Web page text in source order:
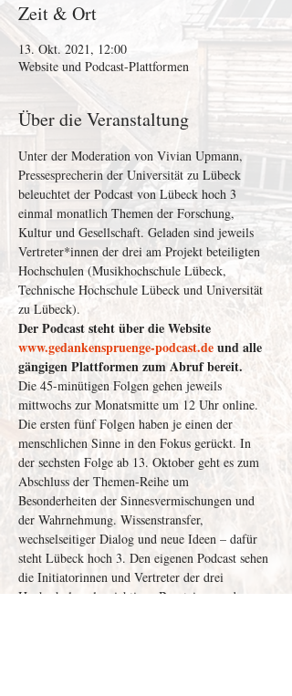
Zeit & Ort
13. Okt. 2021, 12:00
Website und Podcast-Plattformen
Über die Veranstaltung
Unter der Moderation von Vivian Upmann,
Pressesprecherin der Universität zu Lübeck
beleuchtet der Podcast von Lübeck hoch 3
einmal monatlich Themen der Forschung,
Kultur und Gesellschaft. Geladen sind jeweils
Vertreter*innen der drei am Projekt beteiligten
Hochschulen (Musikhochschule Lübeck,
Technische Hochschule Lübeck und Universität
zu Lübeck).
Der Podcast steht über die Website
www.gedankenspruenge-podcast.de und alle
gängigen Plattformen zum Abruf bereit.
Die 45-minütigen Folgen gehen jeweils
mittwochs zur Monatsmitte um 12 Uhr online.
Die ersten fünf Folgen haben je einen der
menschlichen Sinne in den Fokus gerückt. In
der sechsten Folge ab 13. Oktober geht es zum
Abschluss der Themen-Reihe um
Besonderheiten der Sinnesvermischungen und
der Wahrnehmung. Wissenstransfer,
wechselseitiger Dialog und neue Ideen – dafür
steht Lübeck hoch 3. Den eigenen Podcast sehen
die Initiatorinnen und Vertreter der drei
Hochschulen als wichtigen Baustein, um den